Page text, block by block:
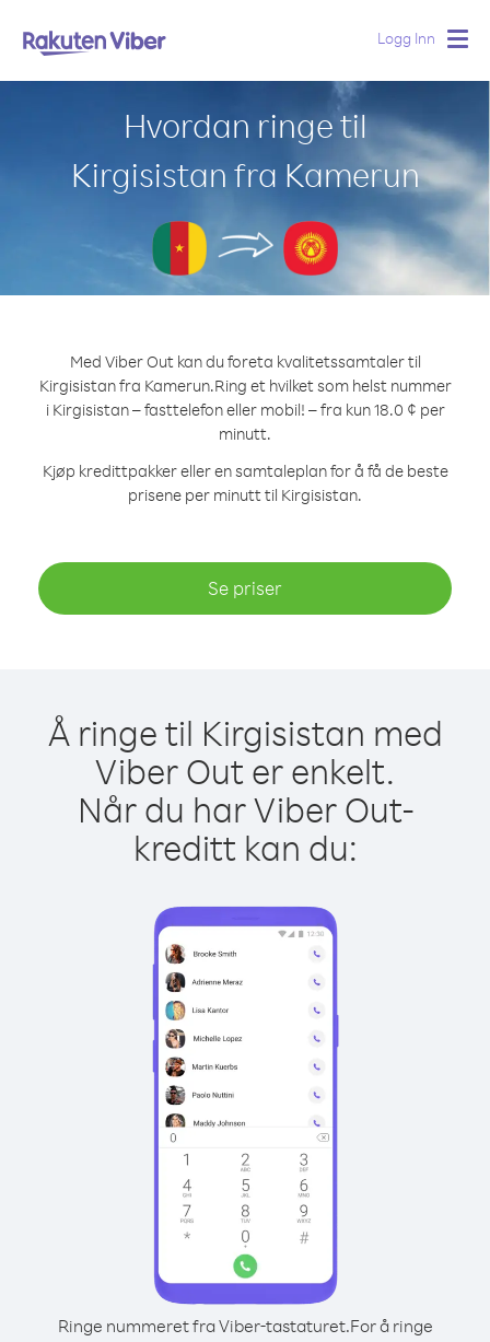
Logg Inn
Hvordan ringe til
Kirgisistan fra Kamerun
Med Viber Out kan du foreta kvalitetssamtaler til
Kirgisistan fra Kamerun.Ring et hvilket som helst nummer
i Kirgisistan – fasttelefon eller mobil! – fra kun 18.0 ¢ per
minutt.
Kjøp kredittpakker eller en samtaleplan for å få de beste
prisene per minutt til Kirgisistan.
Se priser
Å ringe til Kirgisistan med
Viber Out er enkelt.
Når du har Viber Out-
kreditt kan du:
Ringe nummeret fra Viber-tastaturet.For å ringe